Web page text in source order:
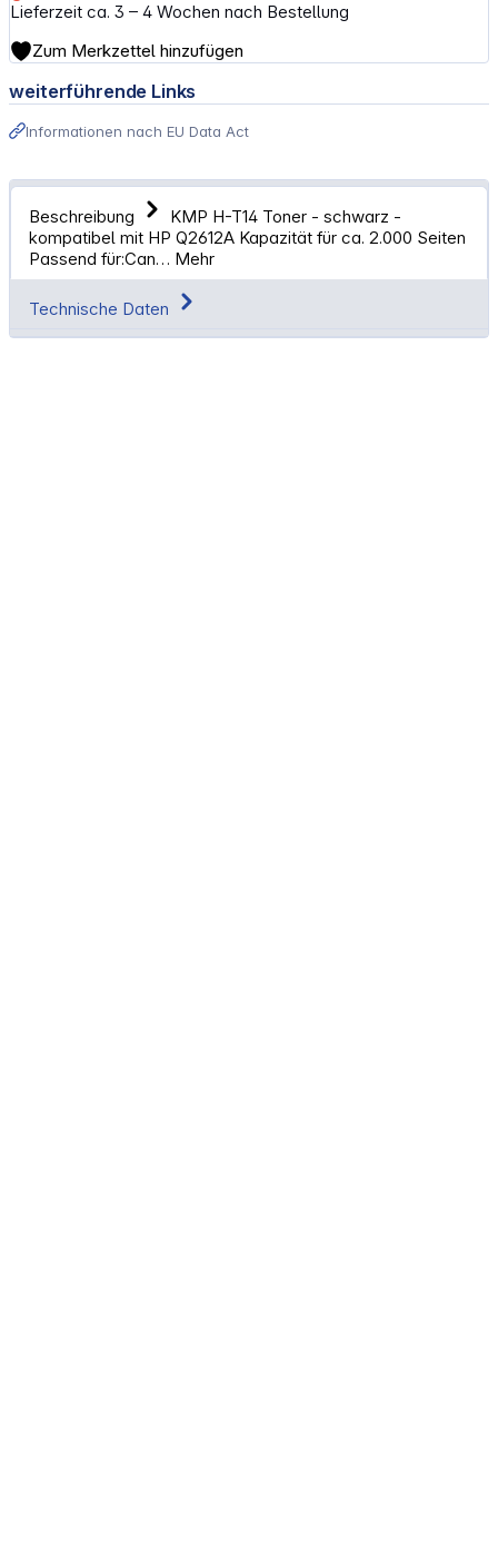
Lieferzeit ca. 3 – 4 Wochen nach Bestellung
Zum Merkzettel hinzufügen
weiterführende Links
Informationen nach EU Data Act
Beschreibung
KMP H-T14 Toner - schwarz -
kompatibel mit HP Q2612A Kapazität für ca. 2.000 Seiten
Passend für:Can… Mehr
Technische Daten